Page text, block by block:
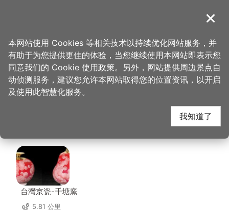
導覽
首页 > 想去的地方 > 美食、购物 > 星之恋咖啡美食馆
星之恋咖啡美食馆 周边
店家
台灣京瓷-千塘窯
5.81 公里
关闭
本网站使用 Cookies 等相关技术以持续优化网站服务，并
有助于为您提供更佳的体验，当您继续使用本网站即表示您
同意我们的 Cookie 使用政策。另外，网站提供周边景点自
动侦测服务，建议您允许本网站取得您的位置资讯，以开启
及使用此智慧化服务。
我知道了